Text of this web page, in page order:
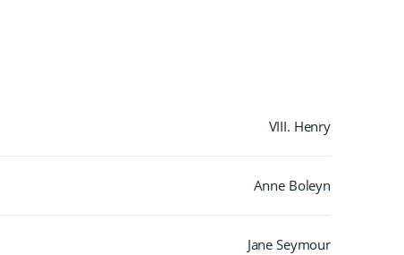
VIII. Henry
Anne Boleyn
Jane Seymour